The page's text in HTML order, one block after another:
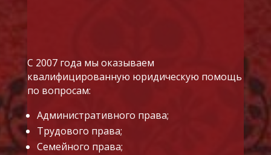
С 2007 года мы оказываем
квалифицированную юридическую помощь
по вопросам:
Административного права;
Трудового права;
Семейного права;